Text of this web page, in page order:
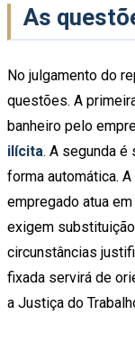
As
No julgamento do
questões. A
banheiro pelo
ilícita. A segunda
forma automática.
empregado atua em
exigem
circunstâncias
fixada servirá de
a Justiça do